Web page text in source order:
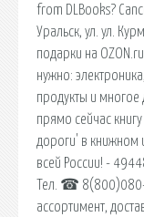
from DLBooks?
Уральск, ул. ул.
подарки на
нужно:
продукты и многое
прямо сейчас
дороги' в книжном
всей России! -
Тел. ☎ 8(800)080-
ассортимент,